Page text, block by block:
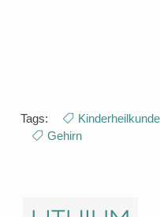
Tags: Kinderheilkunde
Gehirn